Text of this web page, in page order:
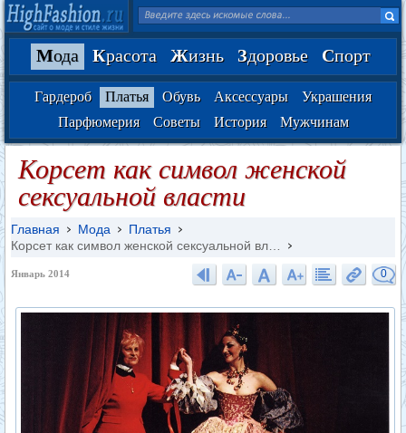
Мода Красота Жизнь Здоровье Спорт
Гардероб Платья Обувь Аксессуары
Украшения
Парфюмерия
Советы История Мужчинам
Корсет как символ женской
сексуальной власти
Главная Мода
Платья
Корсет как символ женской сексуальной вл…
Январь 2014 0